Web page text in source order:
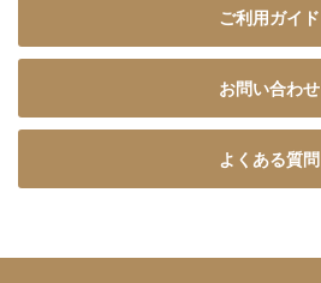
ご利用ガイド
お問い合わせ
よくある質問